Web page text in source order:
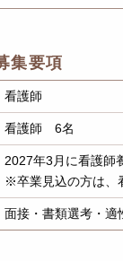
集要項
看護師
看護師 6名
2027年3月に看護師
※卒業見込の方は、
面接・書類選考・適